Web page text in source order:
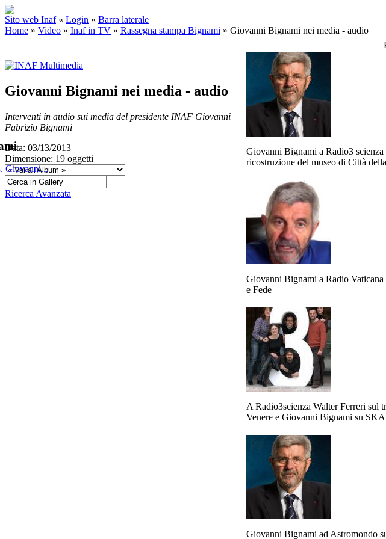
Sito web Inaf « Login « Barra laterale
Home » Video » Inaf in TV » Rassegna stampa Bignami » Giovanni Bignami nei media - audio
Giovanni Bignami nei media - audio
Interventi in audio sui media del presidente INAF Giovanni
Fabrizio Bignami
Data: 03/13/2013
Dimensione: 19 oggetti
Ricerca Avanzata
Giovanni Bignami a Radio3 scienza
ricostruzione del museo di Città
Giovanni Bignami a Radio Vaticana
e Fede
A Radio3scienza Walter Ferreri sul
Venere e Giovanni Bignami su SKA
Giovanni Bignami ad Astromondo
Giovanni...